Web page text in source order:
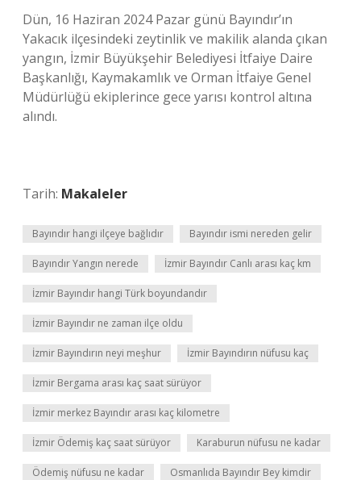
Dün, 16 Haziran 2024 Pazar günü Bayındır’ın
Yakacık ilçesindeki zeytinlik ve makilik alanda çıkan
yangın, İzmir Büyükşehir Belediyesi İtfaiye Daire
Başkanlığı, Kaymakamlık ve Orman İtfaiye Genel
Müdürlüğü ekiplerince gece yarısı kontrol altına
alındı.
Tarih: Makaleler
Bayındır hangi ilçeye bağlıdır Bayındır ismi nereden gelir
Bayındır Yangın nerede İzmir Bayındır Canlı arası kaç km
İzmir Bayındır hangi Türk boyundandır
İzmir Bayındır ne zaman ilçe oldu
İzmir Bayındırın neyi meşhur İzmir Bayındırın nüfusu kaç
İzmir Bergama arası kaç saat sürüyor
İzmir merkez Bayındır arası kaç kilometre
İzmir Ödemiş kaç saat sürüyor Karaburun nüfusu ne kadar
Ödemiş nüfusu ne kadar Osmanlıda Bayındır Bey kimdir